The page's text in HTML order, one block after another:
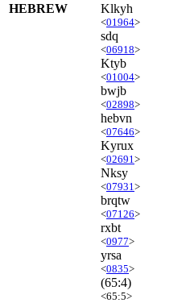
HEBREW Klkyh
<01964>
sdq
<06918>
Ktyb
<01004>
bwjb
<02898>
hebvn
<07646>
Kyrux
<02691 >
Nksy
<07931 >
brqtw
<07126>
rxbt
<0977>
yrsa
<0835>
(65:4)
<65:5>